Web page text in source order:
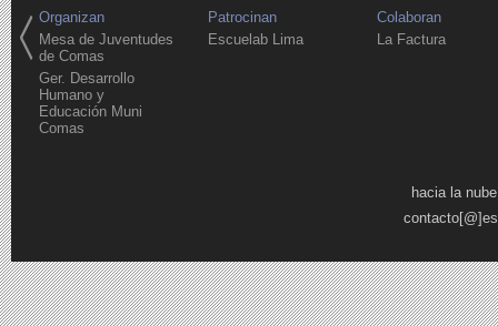
Organizan
Mesa de Juventudes
de Comas
Ger. Desarrollo
Humano y
Educación Muni
Comas
Patrocinan
Escuelab Lima
Colaboran
La Factura
hacia la